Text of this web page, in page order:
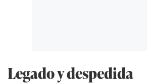
Legado y despedida